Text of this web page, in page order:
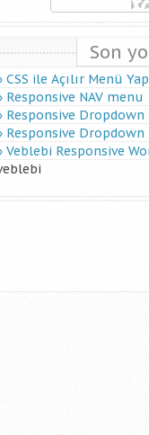
Son
CSS ile Açılır Menü
Responsive NAV menu
Responsive Dropdown
Responsive Dropdown
Veblebi Responsive